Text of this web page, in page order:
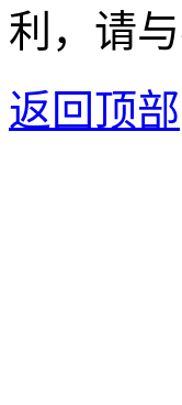
利，请
返回顶部